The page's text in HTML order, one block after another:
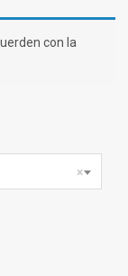
con la
×